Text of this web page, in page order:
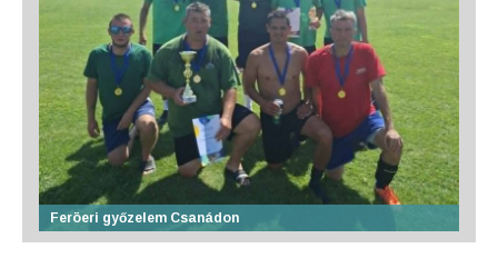
Feröeri győzelem Csanádon